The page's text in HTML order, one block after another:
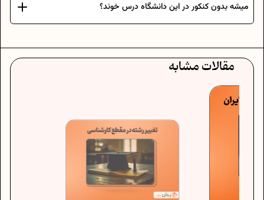
میشه بدون کنکور در این دانشگاه درس خوند؟
مقالات مشابه